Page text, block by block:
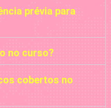
prévia para
no curso?
cobertos no